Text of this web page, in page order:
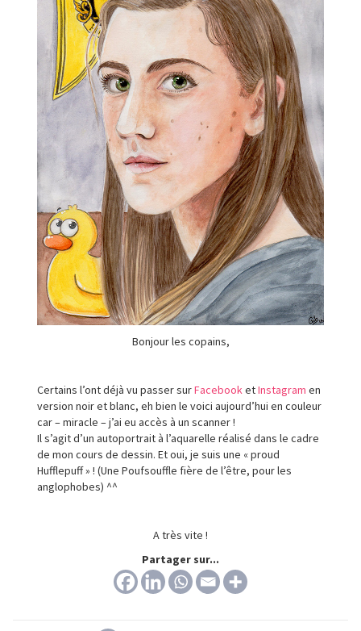
Bonjour les copains,
Certains l’ont déjà vu passer surFacebooketInstagram en
version noir et blanc, eh bien le voici aujourd’hui en couleur
car – miracle – j’ai eu accès à un scanner !
Il s’agit d’un autoportrait à l’aquarelle réalisé dans le cadre
de mon cours de dessin. Et oui, je suis une « proud
Hufflepuff » ! (Une Poufsouffle fière de l’être, pour les
anglophobes) ^^
A très vite !
Partager sur...